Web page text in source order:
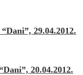
29.04.2012.
20.04.2012.